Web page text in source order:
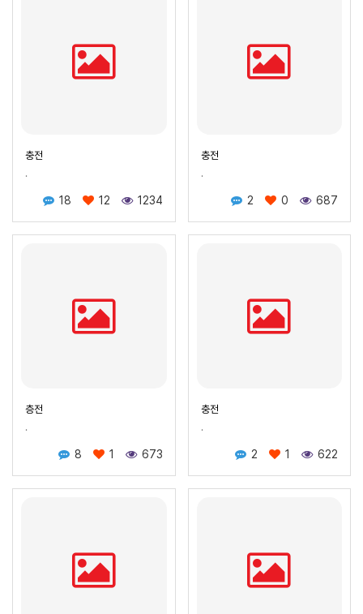
충전
.
18 12 1234
충전
.
2 0 687
층전
.
8 1 673
충전
.
2 1 622